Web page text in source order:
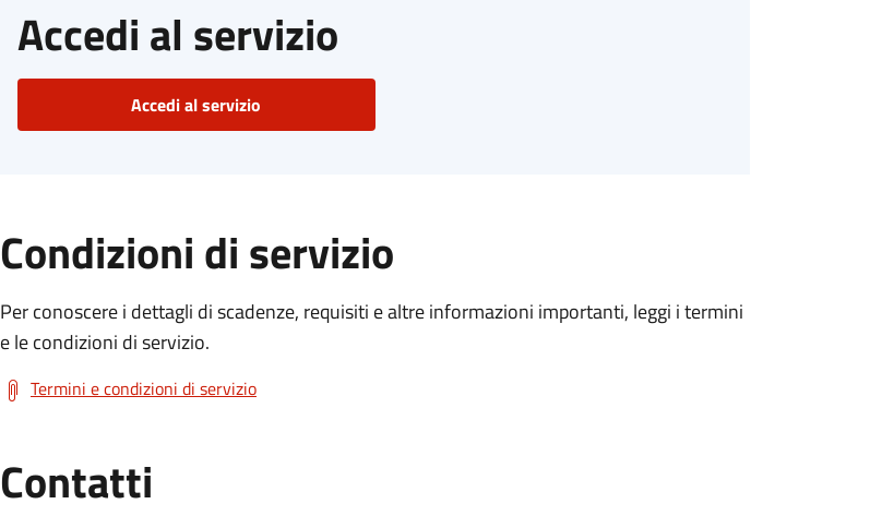
Accedi al servizio
Accedi al servizio
Condizioni di servizio
Per conoscere i dettagli di scadenze, requisiti e altre informazioni importanti, leggi i termini
e le condizioni di servizio.
Termini e condizioni di servizio
Contatti